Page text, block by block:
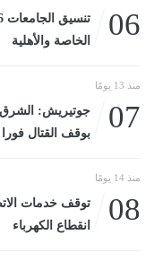
06
الخاصة والأهلية
منذ 13 يومًا
07
جوتيريش: الشرق
بوقف القتال فورا
منذ 14 يومًا
08
توقف خدمات
انقطاع الكهرباء